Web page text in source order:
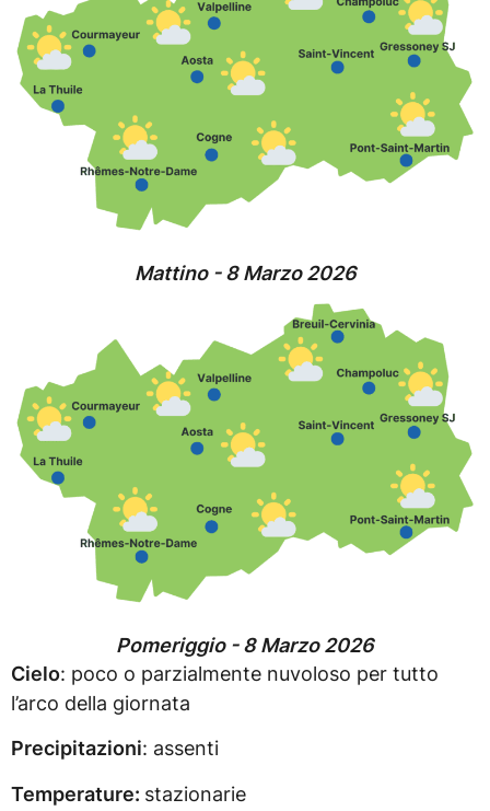
Mattino - 8 Marzo 2026
Pomeriggio - 8 Marzo 2026
Cielo: poco o parzialmente nuvoloso per tutto
l’arco della giornata
Precipitazioni: assenti
Temperature: stazionarie